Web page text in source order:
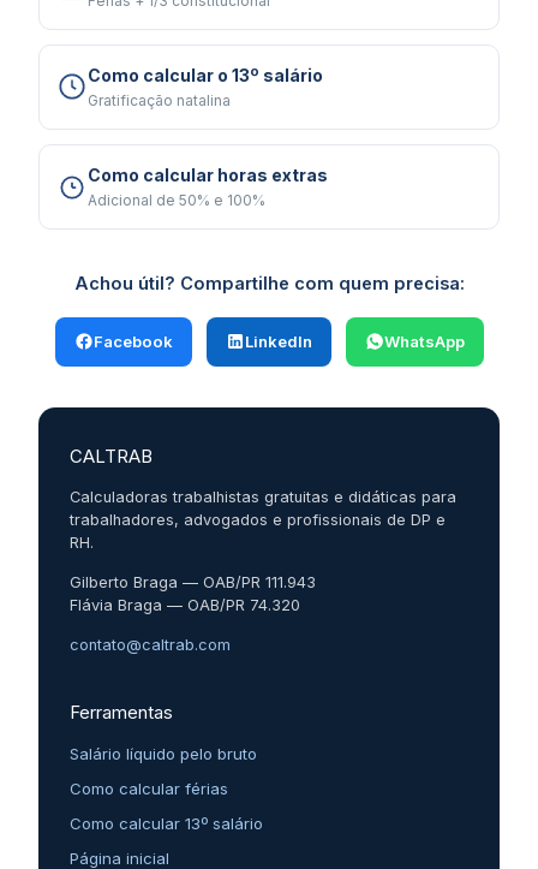
Como calcular o 13º salário
Gratificação natalina
Como calcular horas extras
Adicional de 50% e 100%
Achou útil? Compartilhe com quem precisa:
Facebook LinkedIn WhatsApp
CALTRAB
Calculadoras trabalhistas gratuitas e didáticas para
trabalhadores, advogados e profissionais de DP e
RH.
Gilberto Braga — OAB/PR 111.943
Flávia Braga — OAB/PR 74.320
contato@caltrab.com
Ferramentas
Salário líquido pelo bruto
Como calcular férias
Como calcular 13º salário
Página inicial